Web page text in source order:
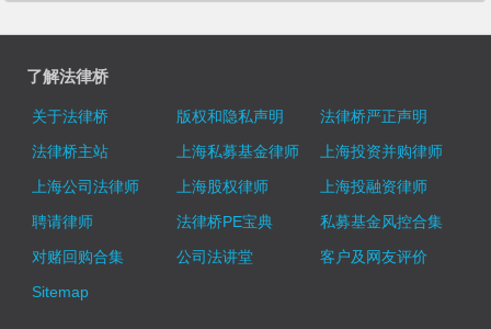
了解法律桥
关于法律桥 版权和隐私声明
法律桥严正声明
法律桥主站
上海私募基金律师
上海投资并购律师
上海公司法律师
上海股权律师
上海投融资律师
聘请律师
法律桥PE宝典
私募基金风控合集
对赌回购合集
公司法讲堂
客户及网友评价
Sitemap